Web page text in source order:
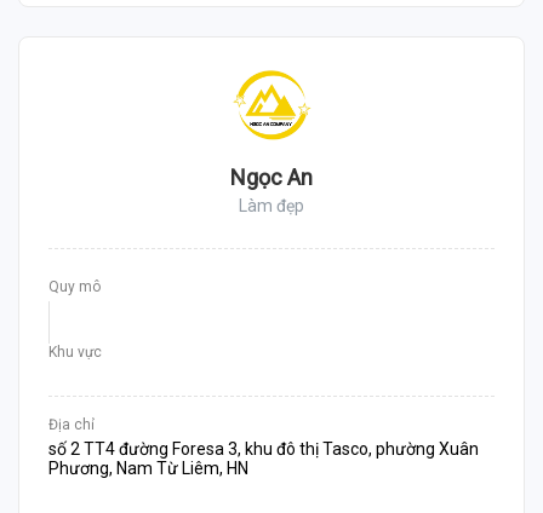
Ngọc An
Làm đẹp
Quy mô
Khu vực
Địa chỉ
số 2 TT4 đường Foresa 3, khu đô thị Tasco, phường Xuân
Phương, Nam Từ Liêm, HN